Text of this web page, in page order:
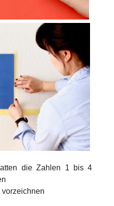
die Zahlen 1 bis 4
vorzeichnen